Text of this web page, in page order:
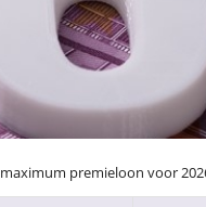
premieloon voor